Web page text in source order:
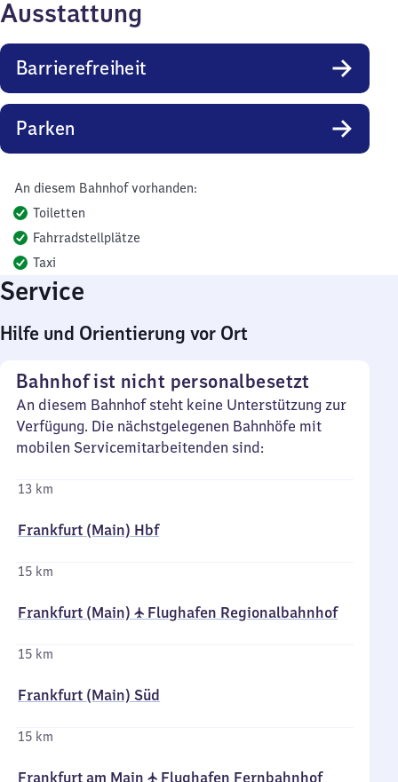
Ausstattung
Barrierefreiheit
Parken
An diesem Bahnhof vorhanden:
Toiletten
Fahrradstellplätze
Taxi
Service
Hilfe und Orientierung vor Ort
Bahnhof ist nicht personalbesetzt
An diesem Bahnhof steht keine Unterstützung zur
Verfügung. Die nächstgelegenen Bahnhöfe mit
mobilen Servicemitarbeitenden sind:
13 km
Frankfurt (Main) Hbf
15 km
Frankfurt (Main) ✈ Flughafen Regionalbahnhof
15 km
Frankfurt (Main) Süd
15 km
Frankfurt am Main ✈ Flughafen Fernbahnhof